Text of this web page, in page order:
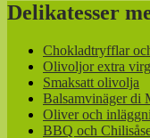
Delikatesser
Chokladtryfflar
Olivoljor extra
Smaksatt olivolja
Balsamvinäger di
Oliver och
BBQ och